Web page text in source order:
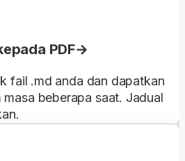
PDF
fail .md anda dan dapatkan
beberapa saat. Jadual